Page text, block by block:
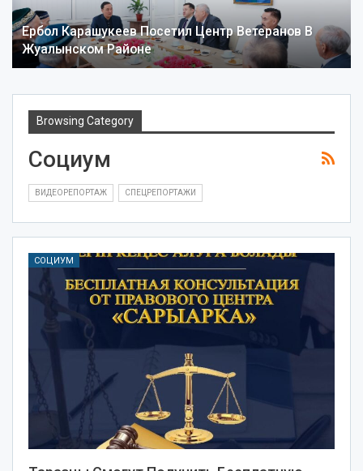
Ербол Карашукеев Посетил Центр Ветеранов В
Жуалынском Районе
Browsing Category
Социум
ВИДЕОРЕПОРТАЖ СПЕЦРЕПОРТАЖИ
СОЦИУМ